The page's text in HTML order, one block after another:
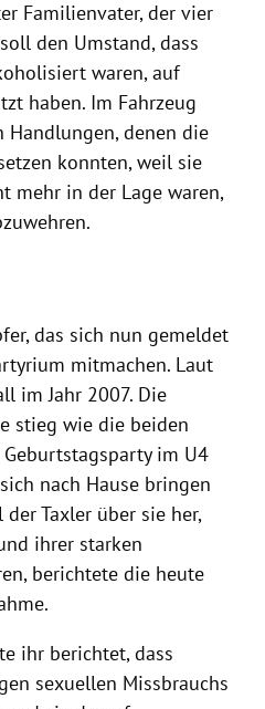
Familienvater, der vier
den Umstand, dass
waren, auf
haben. Im Fahrzeug
Handlungen, denen die
konnten, weil sie
mehr in der Lage waren,
, das sich nun gemeldet
mitmachen. Laut
im Jahr 2007. Die
stieg wie die beiden
im U4
nach Hause bringen
Taxler über sie her,
ihrer starken
berichtete die heute
ihr berichtet, dass
sexuellen Missbrauchs